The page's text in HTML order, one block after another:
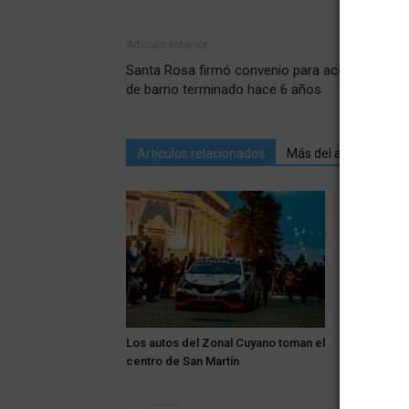
Santa Rosa firmó convenio para acelerar
de barrio terminado hace 6 años
Artículos relacionados Más del autor
Los autos del Zonal Cuyano toman el
centro de San Martín